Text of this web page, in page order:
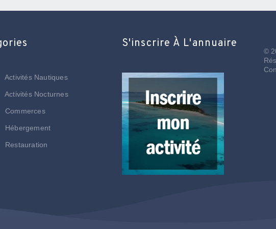
Activités Nautiques
Activités Nocturnes
Commerces
Hébergement
Restauration
S'inscrire À L'annuaire
©